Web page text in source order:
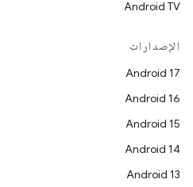
Android TV
الإصدارات
Android 17
Android 16
Android 15
Android 14
Android 13